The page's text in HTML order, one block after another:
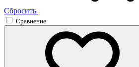
Сбросить
Сравнение